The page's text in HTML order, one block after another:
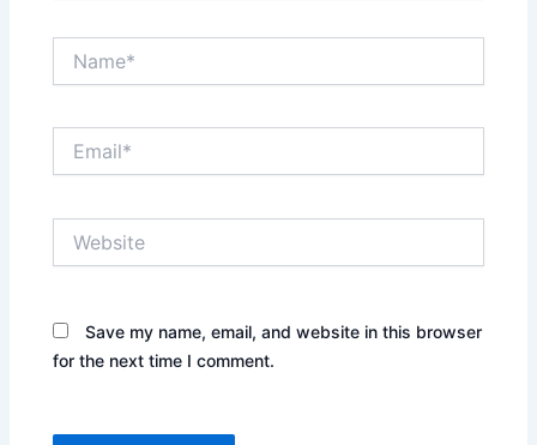
Save my name, email, and website in this browser
for the next time I comment.